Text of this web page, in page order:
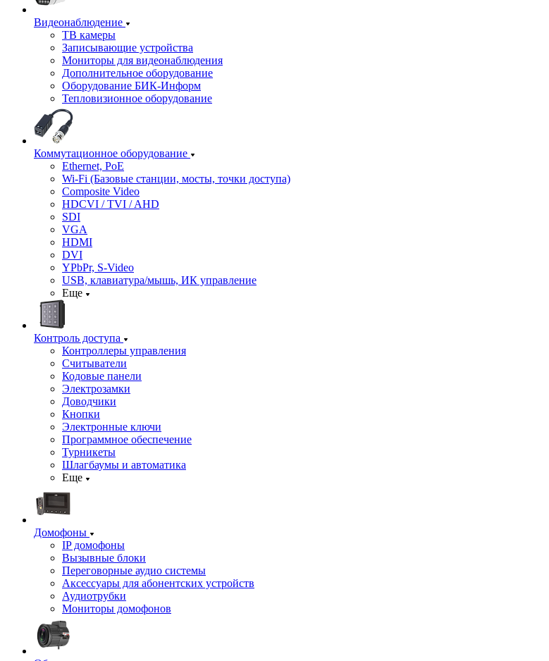
Видеонаблюдение
ТВ камеры
Записывающие устройства
Мониторы для видеонаблюдения
Дополнительное оборудование
Оборудование БИК-Информ
Тепловизионное оборудование
Коммутационное оборудование
Ethernet, PoE
Wi-Fi (Базовые станции, мосты, точки доступа)
Composite Video
HDCVI / TVI / AHD
SDI
VGA
HDMI
DVI
YPbPr, S-Video
USB, клавиатура/мышь, ИК управление
Еще
Контроль доступа
Контроллеры управления
Считыватели
Кодовые панели
Электрозамки
Доводчики
Кнопки
Электронные ключи
Программное обеспечение
Турникеты
Шлагбаумы и автоматика
Еще
Домофоны
IP домофоны
Вызывные блоки
Переговорные аудио системы
Аксессуары для абонентских устройств
Аудиотрубки
Мониторы домофонов